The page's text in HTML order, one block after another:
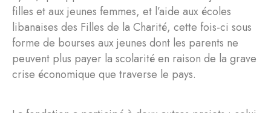
filles et aux jeunes femmes, et l’aide aux écoles
libanaises des Filles de la Charité, cette fois-ci sous
forme de bourses aux jeunes dont les parents ne
peuvent plus payer la scolarité en raison de la grave
crise économique que traverse le pays.